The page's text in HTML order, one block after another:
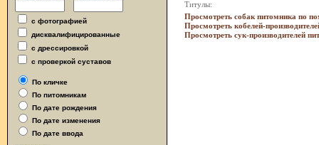
с фотографией
дисквалифицированные
с дрессировкой
с проверкой суставов
По кличке
По питомникам
По дате рождения
По дате изменения
По дате ввода
Титулы:
Просмотреть собак питомника по
Просмотреть кобелей-
Просмотреть сук-производителей